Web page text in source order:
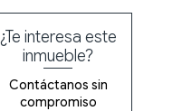
¿Te interesa este
inmueble?
Contáctanos sin
compromiso